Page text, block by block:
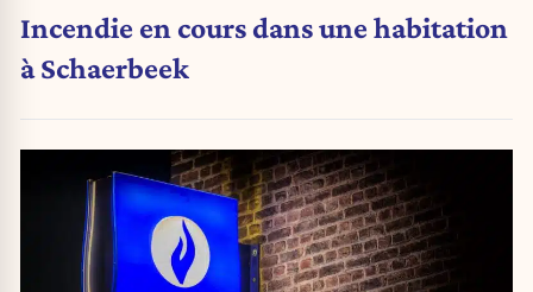
Incendie en cours dans une habitation
à Schaerbeek